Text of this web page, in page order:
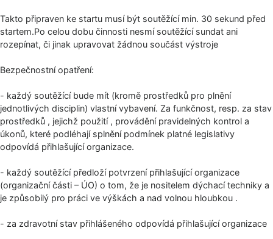
Takto připraven ke startu musí být soutěžící min. 30 sekund před
startem.Po celou dobu činnosti nesmí soutěžící sundat ani
rozepínat, či jinak upravovat žádnou součást výstroje
Bezpečnostní opatření:
- každý soutěžící bude mít (kromě prostředků pro plnění
jednotlivých disciplin) vlastní vybavení. Za funkčnost, resp. za stav
prostředků , jejichž použití , provádění pravidelných kontrol a
úkonů, které podléhají splnění podmínek platné legislativy
odpovídá přihlašující organizace.
- každý soutěžící předloží potvrzení přihlašující organizace
(organizační části – ÚO) o tom, že je nositelem dýchací techniky a
je způsobilý pro práci ve výškách a nad volnou hloubkou .
- za zdravotní stav přihlášeného odpovídá přihlašující organizace